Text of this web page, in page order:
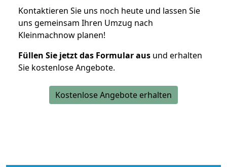
Kontaktieren Sie uns noch heute und lassen Sie
uns gemeinsam Ihren Umzug nach
Kleinmachnow planen!
Füllen Sie jetzt das Formular aus und erhalten
Sie kostenlose Angebote.
Kostenlose Angebote erhalten